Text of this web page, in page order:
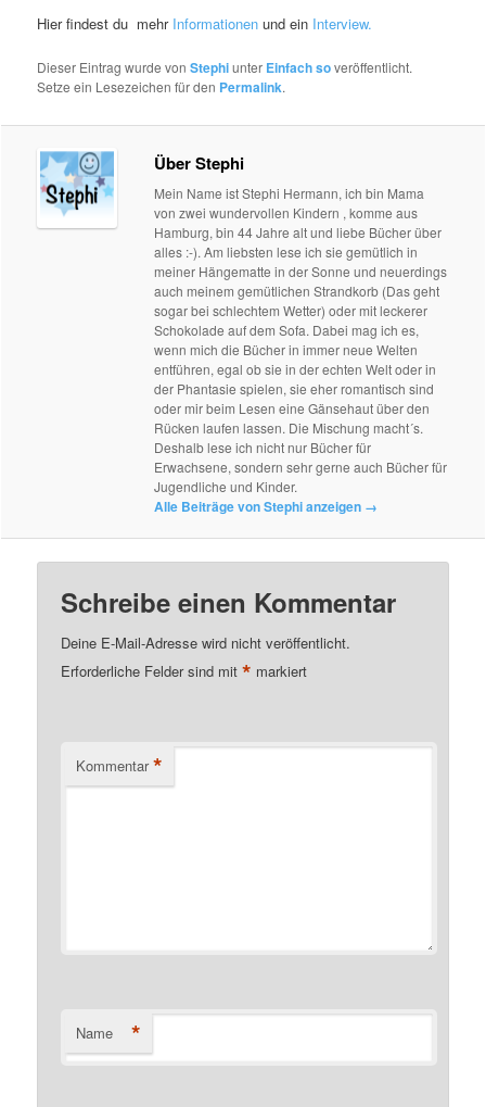
Hier findest du mehr Informationen und ein Interview.
Dieser Eintrag wurde vonStephiunter Einfach soveröffentlicht.
Setze ein Lesezeichen für den Permalink.
Über Stephi
Mein Name ist Stephi Hermann, ich bin Mama
von zwei wundervollen Kindern , komme aus
Hamburg, bin 44 Jahre alt und liebe Bücher über
alles :-). Am liebsten lese ich sie gemütlich in
meiner Hängematte in der Sonne und neuerdings
auch meinem gemütlichen Strandkorb (Das geht
sogar bei schlechtem Wetter) oder mit leckerer
Schokolade auf dem Sofa. Dabei mag ich es,
wenn mich die Bücher in immer neue Welten
entführen, egal ob sie in der echten Welt oder in
der Phantasie spielen, sie eher romantisch sind
oder mir beim Lesen eine Gänsehaut über den
Rücken laufen lassen. Die Mischung macht´s.
Deshalb lese ich nicht nur Bücher für
Erwachsene, sondern sehr gerne auch Bücher für
Jugendliche und Kinder.
Alle Beiträge von Stephi anzeigen →
Schreibe einen Kommentar
Deine E-Mail-Adresse wird nicht veröffentlicht.
Erforderliche Felder sind mit* markiert
Kommentar *
Name *